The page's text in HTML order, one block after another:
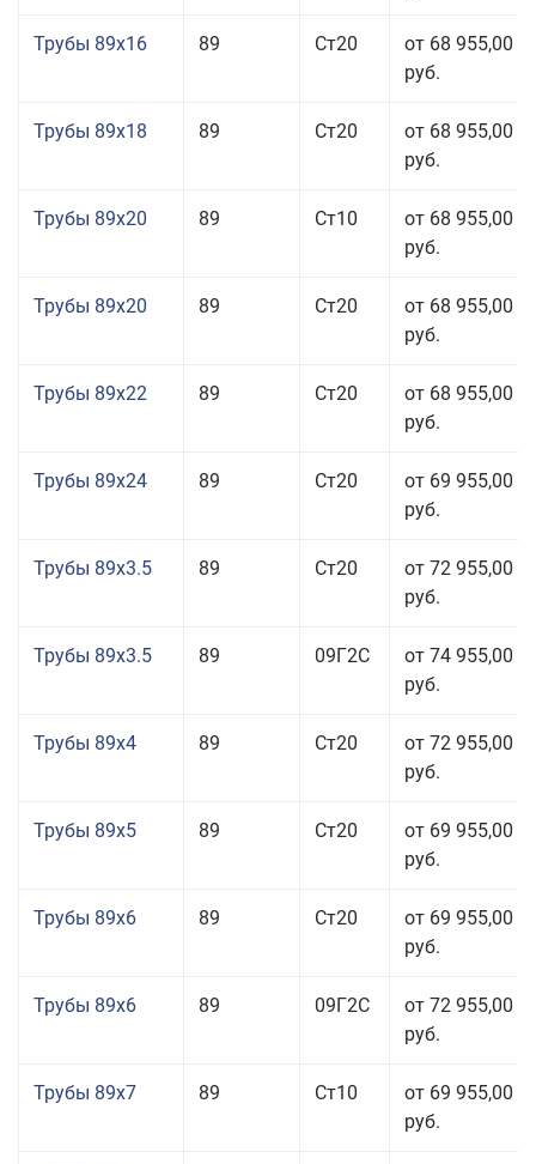
Трубы 89x16 89 Ст20
от 68 955,00
руб.
Трубы 89x18 89 Ст20
от 68 955,00
руб.
Трубы 89x20 89 Ст10
от 68 955,00
руб.
Трубы 89x20 89 Ст20
от 68 955,00
руб.
Трубы 89x22 89 Ст20
от 68 955,00
руб.
Трубы 89x24 89 Ст20
от 69 955,00
руб.
Трубы 89x3.5 89 Ст20
от 72 955,00
руб.
Трубы 89x3.5 89 09Г2С
от 74 955,00
руб.
Трубы 89x4 89 Ст20
от 72 955,00
руб.
Трубы 89x5 89 Ст20
от 69 955,00
руб.
Трубы 89x6 89 Ст20
от 69 955,00
руб.
Трубы 89x6 89 09Г2С
от 72 955,00
руб.
Трубы 89x7 89 Ст10
от 69 955,00
руб.